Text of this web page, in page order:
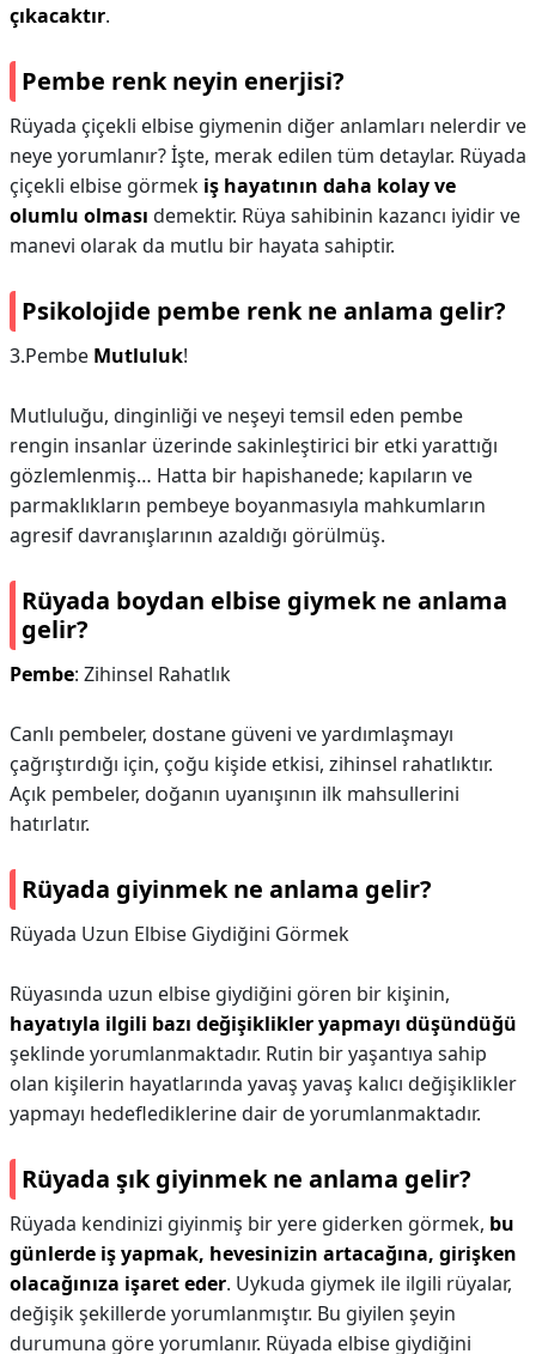
çıkacaktır.
Pembe renk neyin enerjisi?
Rüyada çiçekli elbise giymenin diğer anlamları nelerdir ve
neye yorumlanır? İşte, merak edilen tüm detaylar. Rüyada
çiçekli elbise görmek iş hayatının daha kolay ve
olumlu olması demektir. Rüya sahibinin kazancı iyidir ve
manevi olarak da mutlu bir hayata sahiptir.
Psikolojide pembe renk ne anlama gelir?
3.Pembe Mutluluk!
Mutluluğu, dinginliği ve neşeyi temsil eden pembe
rengin insanlar üzerinde sakinleştirici bir etki yarattığı
gözlemlenmiş… Hatta bir hapishanede; kapıların ve
parmaklıkların pembeye boyanmasıyla mahkumların
agresif davranışlarının azaldığı görülmüş.
Rüyada boydan elbise giymek ne anlama
gelir?
Pembe: Zihinsel Rahatlık
Canlı pembeler, dostane güveni ve yardımlaşmayı
çağrıştırdığı için, çoğu kişide etkisi, zihinsel rahatlıktır.
Açık pembeler, doğanın uyanışının ilk mahsullerini
hatırlatır.
Rüyada giyinmek ne anlama gelir?
Rüyada Uzun Elbise Giydiğini Görmek
Rüyasında uzun elbise giydiğini gören bir kişinin,
hayatıyla ilgili bazı değişiklikler yapmayı düşündüğü
şeklinde yorumlanmaktadır. Rutin bir yaşantıya sahip
olan kişilerin hayatlarında yavaş yavaş kalıcı değişiklikler
yapmayı hedeflediklerine dair de yorumlanmaktadır.
Rüyada şık giyinmek ne anlama gelir?
Rüyada kendinizi giyinmiş bir yere giderken görmek, bu
günlerde iş yapmak, hevesinizin artacağına, girişken
olacağınıza işaret eder. Uykuda giymek ile ilgili rüyalar,
değişik şekillerde yorumlanmıştır. Bu giyilen şeyin
durumuna göre yorumlanır. Rüyada elbise giydiğini